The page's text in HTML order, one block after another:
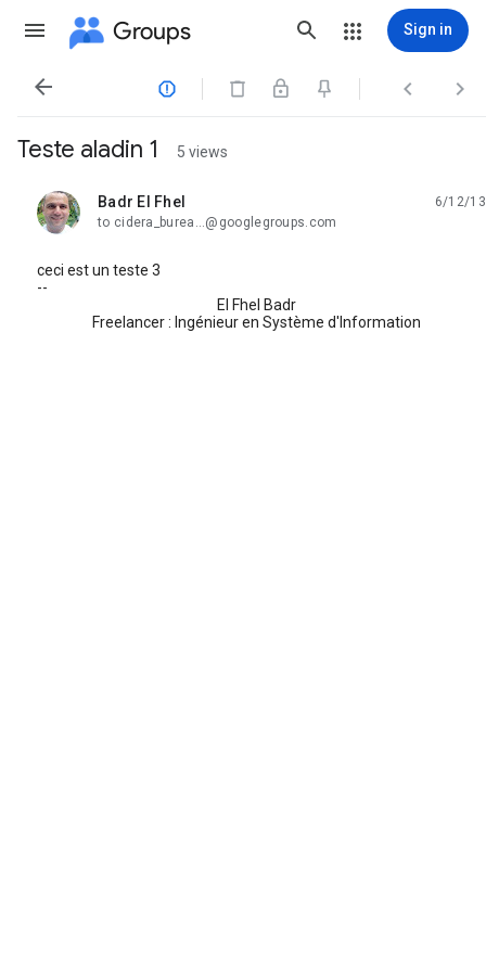
Groups Sign in
   
Teste aladin 1 5 views
Badr El Fhel
unread,
6/12/13
to cidera_burea...@googlegroups.com
ceci est un teste 3
--
El Fhel Badr
Freelancer : Ingénieur en Système d'Information